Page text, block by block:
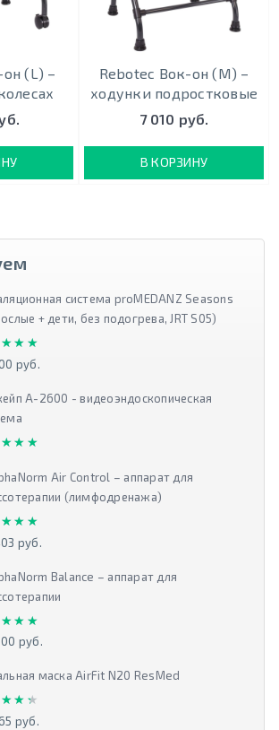
(L) –
Rebotec Вок-он (M) –
ходунки подростковые
7 010 руб.
В КОРЗИНУ
система proMEDANZ Seasons
+ дети, без подогрева, JRT S05)
руб.
А-2600 - видеоэндоскопическая
Air Control – аппарат для
(лимфодренажа)
руб.
Balance – аппарат для
руб.
маска AirFit N20 ResMed
руб.